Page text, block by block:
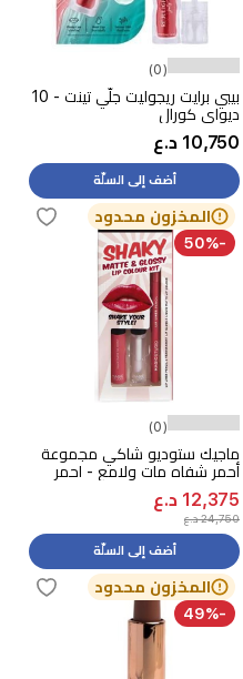
(0)
بيبي برايت ريجوليت جلّي تينت - 10
ديواي كورال
10,750 د.ع
أضف إلى السلّة
المخزون محدود
-50%
(0)
ماجيك ستوديو شاكي مجموعة
أحمر شفاه مات ولامع - احمر
12,375 د.ع
24,750 د.ع
أضف إلى السلّة
المخزون محدود
-49%